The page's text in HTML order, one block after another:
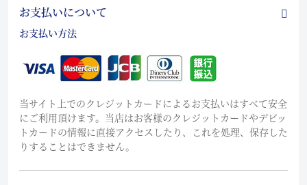
お支払いについて
お支払い方法
当サイト上でのクレジットカードによるお支払いはすべて安全
にご利用頂けます。当店はお客様のクレジットカードやデビッ
トカードの情報に直接アクセスしたり、これを処理、保存した
りすることはできません。